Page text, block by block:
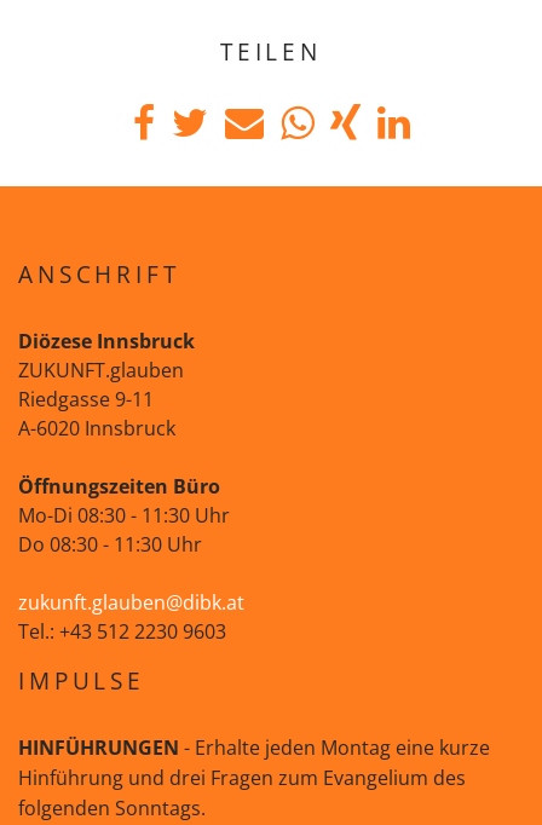
TEILEN
ANSCHRIFT
Diözese Innsbruck
ZUKUNFT.glauben
Riedgasse 9-11
A-6020 Innsbruck
Öffnungszeiten Büro
Mo-Di 08:30 - 11:30 Uhr
Do 08:30 - 11:30 Uhr
zukunft.glauben@dibk.at
Tel.: +43 512 2230 9603
IMPULSE
HINFÜHRUNGEN - Erhalte jeden Montag eine kurze
Hinführung und drei Fragen zum Evangelium des
folgenden Sonntags.